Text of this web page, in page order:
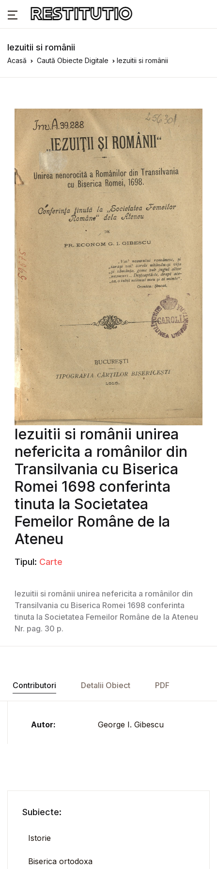
Iezuitii si românii
Acasă Caută Obiecte Digitale Iezuitii si românii
Iezuitii si românii unirea
nefericita a românilor din
Transilvania cu Biserica
Romei 1698 conferinta
tinuta la Societatea
Femeilor Române de la
Ateneu
Tipul: Carte
Iezuitii si românii unirea nefericita a românilor din
Transilvania cu Biserica Romei 1698 conferinta
tinuta la Societatea Femeilor Române de la Ateneu
Nr. pag. 30 p.
Contributori Detalii Obiect PDF
Autor: George I. Gibescu
Subiecte:
Istorie
Biserica ortodoxa